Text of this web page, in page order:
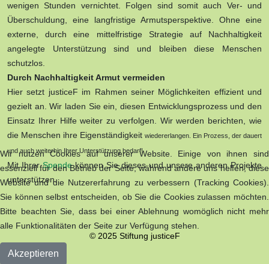
wenigen Stunden vernichtet. Folgen sind somit auch Ver- und
Überschuldung, eine langfristige Armutsperspektive. Ohne eine
externe, durch eine mittelfristige Strategie auf Nachhaltigkeit
angelegte Unterstützung sind und bleiben diese Menschen
schutzlos.
Durch Nachhaltigkeit Armut vermeiden
Hier setzt justiceF im Rahmen seiner Möglichkeiten effizient und
gezielt an. Wir laden Sie ein, diesen Entwicklungsprozess und den
Einsatz Ihrer Hilfe weiter zu verfolgen. Wir werden berichten, wie
die Menschen ihre Eigenständigkeit wiedererlangen. Ein Prozess, der dauert
und auch weiterhin Ihrer Unterstützung bedarf!
Mit IhrerSpendekönnen Sie dieses und unsere anderen Projekte
unterstützen.
© 2025 Stiftung justiceF
Wir nutzen Cookies auf unserer Website. Einige von ihnen sind
essenziell für den Betrieb der Seite, während andere uns helfen, diese
Website und die Nutzererfahrung zu verbessern (Tracking Cookies).
Sie können selbst entscheiden, ob Sie die Cookies zulassen möchten.
Bitte beachten Sie, dass bei einer Ablehnung womöglich nicht mehr
alle Funktionalitäten der Seite zur Verfügung stehen.
Akzeptieren